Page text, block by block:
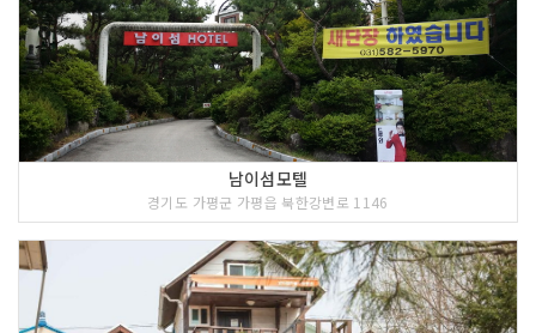
남이섬모텔
경기도 가평군 가평읍 북한강변로 1146